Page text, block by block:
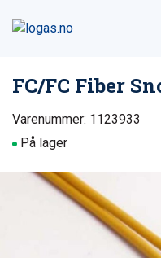
FC/FC Fiber
Varenummer: 1123933
På lager